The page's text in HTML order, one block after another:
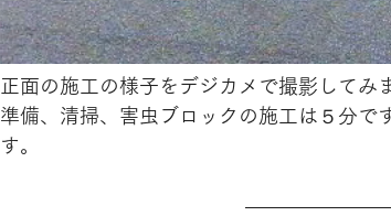
正面の施工の様子をデジカメで撮影してみ
準備、清掃、害虫ブロックの施工は５分で
す。